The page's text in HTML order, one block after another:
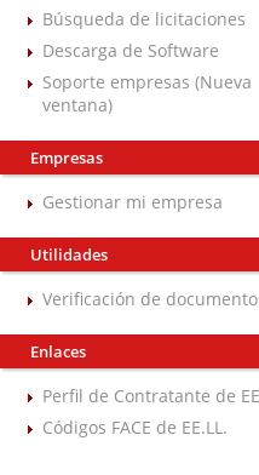
Búsqueda de licitaciones
Descarga de Software
Soporte empresas (Nueva
ventana)
Empresas
Gestionar mi empresa
Utilidades
Verificación de
Enlaces
Perfil de Contratante de
Códigos FACE de EE.LL.